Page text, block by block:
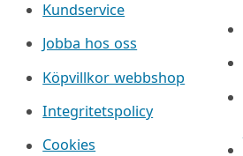
Kundservice
Jobba hos oss
Köpvillkor webbshop
Integritetspolicy
Cookies